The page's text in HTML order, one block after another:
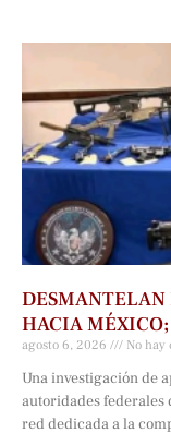
DESMANTELAN
HACIA MÉXICO;
agosto 6, 2026 No hay
Una investigación de
autoridades federales
red dedicada a la